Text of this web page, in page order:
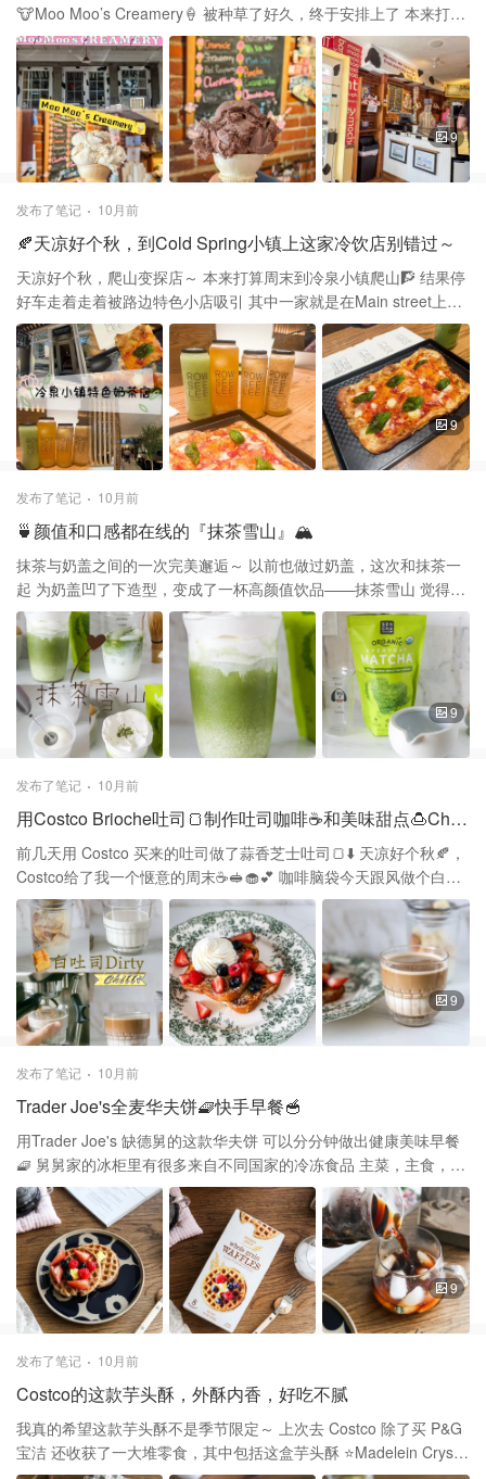
🐮Moo Moo’s Creamery🍦 被种草了好久，终于安排上了 本来打算
直接开到店门口 后来看到Main Street有好多特色街边小店 又拐出来
找个地方把车停好步行十分钟左右过去 停车注意路边的sign，有的
地方只给Resident停 有的需要投咪表，听说警察会巡街，周末也不
例外 一路走走停停，Main Street走到底穿过一个地下通道 就到了坐
落在Cold spring小镇哈德逊河边的冰淇淋店 Moo Moo从2011年开
业至今，绝对是小镇的特色之一 每个来小镇的人几乎都会到这里品
尝他们家的冰淇淋 他们的冰淇淋都是手工制作，每天保持新鲜出品
每日口味轮换，店里大约有16种口味每日轮流上架 他们主打一个不
作出售，保证冰淇淋的新鲜品质 买冰淇淋有几种选择，盒子装或者
普通cone免费🆓 选择大一点的的waffle cone需要额外加一块多 如
果天气热建议选杯子装，冰淇淋有点容易融化 特别小朋友吃得慢选
杯子比较好 我们一行四人大人都选择cone小朋友选盒子 每人选了一
个flavour，本来想选两个 结果他们给的量超级多，所以一个球就够
吃了 我选择焦糖腰果，图1️⃣，里面好多整颗的腰果 吃一口不仅能吃
到冰淇淋，腰果嚼着也很满足 巧克力味也非常浓郁，小盆友选择了
oreo和草莓🍓口味 每种都不踩雷，闭眼点，四个分量十足的冰淇淋
共25刀 这应该是迄今为止吃过最好吃的冰淇淋 推荐大家有机会一定
要去吃一次❕❕ 店里的背景墙和装修布置也超级出片
9
发布了笔记 10月前
🍂天凉好个秋，到Cold Spring小镇上这家冷饮店别错过～
天凉好个秋，爬山变探店～ 本来打算周末到冷泉小镇爬山🧗 结果停
好车走着走着被路边特色小店吸引 其中一家就是在Main street上的
冷饮店 ROWSEELEE是 “Rosie Lee” 的音译谐音 用来指一杯茶，在
伦敦传统方言里 “Rosie Lee” = a cup of tea 品牌有注册商标，他们
是用自己logo的杯子 连吸管和餐巾纸上都有自己的品牌名称 目前他
们有两家 ⭐️Cold Spring 81 Main St, Cold Spring, NY 10516
⭐️Mahopac 600 US‑6, Mahopac, NY 10541 菜单包括：气泡茶,鲜
奶茶,奶茶 冷萃茶,果茶,抹茶，咖啡，甜点 还有些pizza，帕尼尼之类
的轻食 他们的室内装潢相当精致 Cold Spring这里的店被描述为融合
现代与自然元素 如水流，小型植物，苔藓，木质家具，植物装饰等
的Pizza $17➕ 底特别脆，上面的cheese味很浓郁 两杯给小朋友们
点了没有茶没有咖啡因的slushies 店员说用水来代替茶最为饮品基
底 点了一个Honeydew，一个passionfruit 绿色的这杯超级小清新，
满口都是瓜味儿 百香果也真得很香，味道浓郁 由于昨天的气温有点
偏高 这次没有点奶茶，更想喝点清新爽口的果茶 所以后两杯也是
茶，他们特意放了圆球的冰块 这样融化的慢一点，保持更好的口感
为了这家店我宁愿开一个半小时的车
9
发布了笔记 10月前
🍵颜值和口感都在线的『抹茶雪山』🏔️
抹茶与奶盖之间的一次完美邂逅～ 以前也做过奶盖，这次和抹茶一
起 为奶盖凹了下造型，变成了一杯高颜值饮品——抹茶雪山 觉得这
一杯不仅仅是饮品，更像是件艺术品 既可以欣赏颜值，又能品清新
抹茶 上层的奶盖，是细腻的白雪 甜而不腻，像是初雪覆盖了山顶 对
于抹茶控来说一定会喝一口就爱上 🍵材料 抹茶粉 牛奶 冰 淡奶油 糖
🍵步骤 ❶先把抹茶粉加适量热水用茶筅Z字型混合至无颗粒 ❷淡奶
油加一点点糖打发，基本成型即可 不能打的特别过或者不打发 ❸杯
子里倒入冰块，牛奶🥛，再缓慢均匀倒抹茶液 ❹打发好的奶油用勺
子舀到杯子里覆盖住抹茶 ❺把奶油中间稍微压凹陷，周围稍高 ❻抹
茶粉撒一点到凹陷中心 抹茶略苦，奶盖建议适度加糖，平衡口感 冰
稀释 我做的时候抹茶液第一次做少了 倒完然后又马上做了一点才出
现现在的效果 推荐轰炸机的Frother，除了这种打奶盖的 还带一个
mini打蛋器的搅拌头可以打蛋液 抹茶🍵粉是在 Costco 买的便宜大碗
🌿清新不腻，夏日灵魂饮品『芝芝抹茶』🍵 三分钟搞定！超顺口
『黑芝麻冻抹茶』夏日冰饮 被抹茶拿铁治愈的瞬间🍵 软软糯糯的抹
茶奥利奥麻薯，初夏的颜色💚 治愈系抹茶巧克力巴斯克蛋糕🍰
9
发布了笔记 10月前
用Costco Brioche吐司🍞制作吐司咖啡☕️和美味甜点🍮Chill💕
前几天用 Costco 买来的吐司做了蒜香芝士吐司🍞⬇️ 天凉好个秋🍂，
Costco给了我一个惬意的周末☕️🥪🧁💕 咖啡脑袋今天跟风做个白吐
司Dirty咖啡☕️ 配上经常用这款面包制作的French Toast，Chill～ 用
同一种面包竟能做出来两种最喜欢的饮品和美食 而且不需要任何技
巧，零基础也可以轻松完成 👩🏻‍🍳材料： 白吐司Dirty 吐司 牛奶 浓
缩咖啡 Fench Toast 黄油 吐司 鸡蛋 牛奶 Topping（水果，奶
油…） ☕️过程 ❶提前一天晚上把吐司用牛奶浸泡在一个密闭容器里
冷藏 ❷第二天牛奶用滤网过滤到杯子里 ❸用咖啡机萃取意式浓缩时
把杯子靠近手柄接咖啡液 一杯带有麦香的白吐司Dirty就做好了 没另
加糖，咖啡也没有特别苦 放置了一晚会汲取一点吐司的香甜 是微甜
😋 为了消耗吐司我又做了French Toast，用时不超过10分钟 ❶一颗
鸡蛋搅拌均匀，加入牛奶完全混合 ❷把吐司两面都完全蘸满牛奶鸡
蛋液 ❸平底锅放入黄油，微热加入吐司，双面煎至金黄出锅备用
❹Topping加whipping Cream自己喜欢的水果最后撒糖粉 在家轻松
做出百吃不厌的法式早餐：French Toast 舅舅家Hot Dog Buns华丽
变身蓬松柔软French Toast🍞💕 Costco给的减脂漂亮饭 上班族早餐
🍳，French Toast🍞🧈🍓
9
发布了笔记 10月前
Trader Joe's全麦华夫饼🧇快手早餐🥣
用Trader Joe's 缺德舅的这款华夫饼 可以分分钟做出健康美味早餐
🧇 舅舅家的冰柜里有很多来自不同国家的冷冻食品 主菜，主食，小
食，甜品… 非常适合现在快节奏的生活 每次去都会买点放在冰箱里
囤着 宫保鸡丁，小笼包，葱油饼都是必备清单 这次还多抱回来一盒
华夫饼 看ta的材料是Whole Grain 不含反式脂肪酸，含有膳食纤维
而且盒子上的图片也非常吸引人 没想到今天早上几分钟的时间 就做
出卖家秀的样子甚至还多了一种水果 先把想要的topping（水果）洗
好晾干 这个waffle有两种加工方式 一种是面包机一种是用Oven 我
选择了第一种最省时省事的 Smeg 面包机2档按下去等着自动弹起
基本上就变味外酥里嫩的waffle了 上面放上一小块黄油🧈 顺便也消
温度把黄油融化 每三片含有8g糖，其中5克是添加 因为没有再额外
加syrup吃不出特别甜的味道 只有全麦的香和水果的天然果糖 如果
想加调味，最好使用天然浆果 少量枫糖浆或蜂蜜，避免高糖酱料 除
了水果还可搭配希腊酸奶，无糖坚果等 这样吃也会特有饱腹感并且
9
发布了笔记 10月前
Costco的这款芋头酥，外酥内香，好吃不腻
我真的希望这款芋头酥不是季节限定～ 上次去 Costco 除了买 P&G
宝洁 还收获了一大堆零食，其中包括这盒芋头酥 ⭐️Madelein Crystal